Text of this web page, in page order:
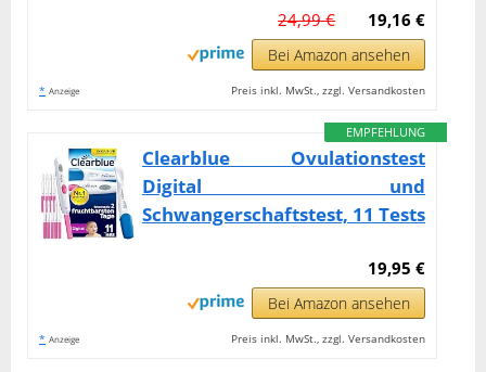
19,16 €
24,99 €
Bei Amazon ansehen
* Anzeige Preis inkl. MwSt., zzgl. Versandkosten
EMPFEHLUNG
Clearblue Ovulationstest
Digital und
Schwangerschaftstest, 11 Tests
19,95 €
Bei Amazon ansehen
* Anzeige Preis inkl. MwSt., zzgl. Versandkosten